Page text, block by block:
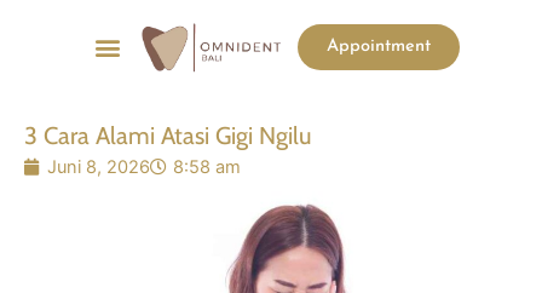
Menu Appointment
3 Cara Alami Atasi Gigi Ngilu
Juni 8, 2026 8:58 am